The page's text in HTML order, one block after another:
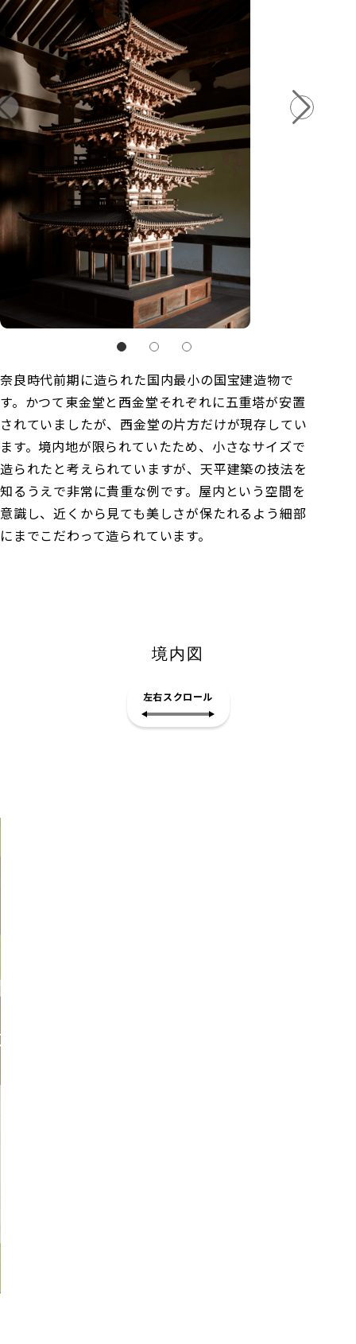
奈良時代前期に造られた国内最小の国宝建造物で
す。かつて東金堂と西金堂それぞれに五重塔が安置
されていましたが、西金堂の片方だけが現存してい
ます。境内地が限られていたため、小さなサイズで
造られたと考えられていますが、天平建築の技法を
知るうえで非常に貴重な例です。屋内という空間を
意識し、近くから見ても美しさが保たれるよう細部
にまでこだわって造られています。
境内図
左右スクロール